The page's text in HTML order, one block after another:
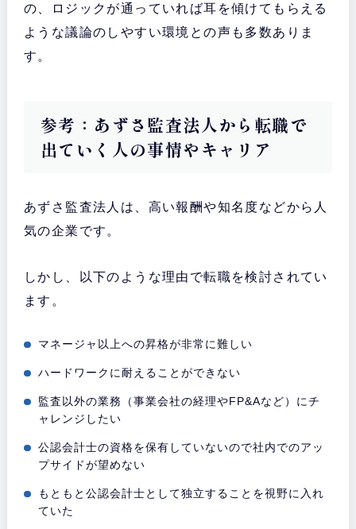
の、ロジックが通っていれば耳を傾けてもらえる
ような議論のしやすい環境との声も多数ありま
す。
参考：あずさ監査法人から転職で
出ていく人の事情やキャリア
あずさ監査法人は、高い報酬や知名度などから人
気の企業です。
しかし、以下のような理由で転職を検討されてい
ます。
マネージャ以上への昇格が非常に難しい
ハードワークに耐えることができない
監査以外の業務（事業会社の経理やFP&Aなど）にチ
ャレンジしたい
公認会計士の資格を保有していないので社内でのアッ
プサイドが望めない
もともと公認会計士として独立することを視野に入れ
ていた